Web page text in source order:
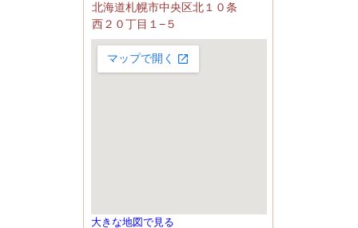
北海道札幌市中央区北１０条
西２０丁目１−５
大きな地図で見る